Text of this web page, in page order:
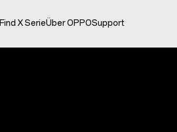
Find X SerieÜber OPPOSupport